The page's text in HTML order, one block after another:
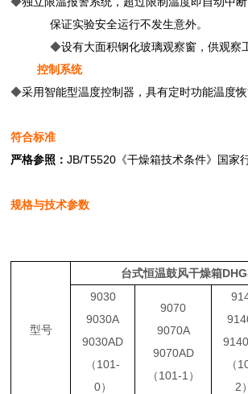
保证实验安全运行不发生意外。
◆设有大面积钢化玻璃观察窗，供观察
控制系统
◆采用智能型温度控制器，具有定时功能温度恢
符合标准
严格参照：JB/T5520 《干燥箱技术条件》国家
规格与技术参数
型号
台式恒温鼓风干燥箱
9030
9030A
9030AD
（101-
0）
9070
9070A
9070AD
（101-1）
（
2）